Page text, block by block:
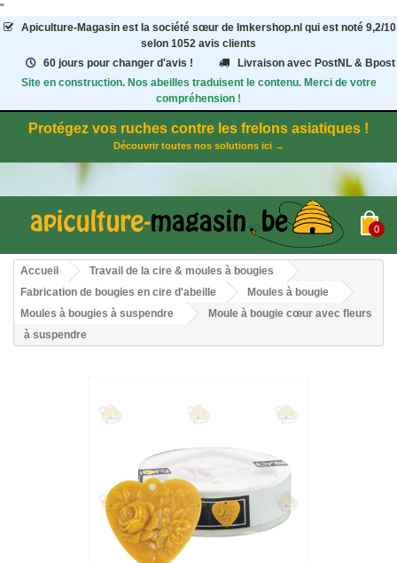
"
Apiculture-Magasinest la société sœur de Imkershop.nl qui est noté 9,2/10
selon 1052 avis clients
60 jours pour changer d'avis !
Livraison avec PostNL & Bpost
Site en construction. Nos abeilles traduisent le contenu. Merci de votre
compréhension !
Protégez vos ruches contre les frelons asiatiques !
Découvrir toutes nos solutions ici →
0
Accueil
Travail de la cire & moules à bougies
Fabrication de bougies en cire d'abeille
Moules à bougie
Moules à bougies à suspendre
Moule à bougie cœur avec fleurs
à suspendre